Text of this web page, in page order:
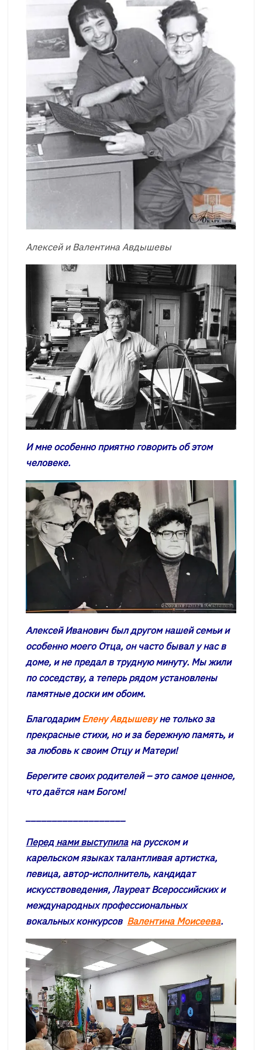
Алексей и Валентина Авдышевы
И мне особенно приятно говорить об этом
человеке.
Алексей Иванович был другом нашей семьи и
особенно моего Отца, он часто бывал у нас в
доме, и не предал в трудную минуту. Мы жили
по соседству, а теперь рядом установлены
памятные доски им обоим.
БлагодаримЕлену Авдышевуне только за
прекрасные стихи, но и за бережную память, и
за любовь к своим Отцу и Матери!
Берегите своих родителей – это самое ценное,
что даётся нам Богом!
Перед нами выступилана русском и
карельском языках талантливая артистка,
певица, автор-исполнитель, кандидат
искусствоведения, Лауреат Всероссийских и
международных профессиональных
вокальных конкурсов Валентина Моисеева.